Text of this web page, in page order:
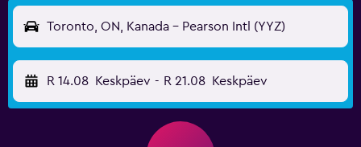
Toronto, ON, Kanada - Pearson Intl (YYZ)
R 14.08 Keskpäev - R 21.08 Keskpäev